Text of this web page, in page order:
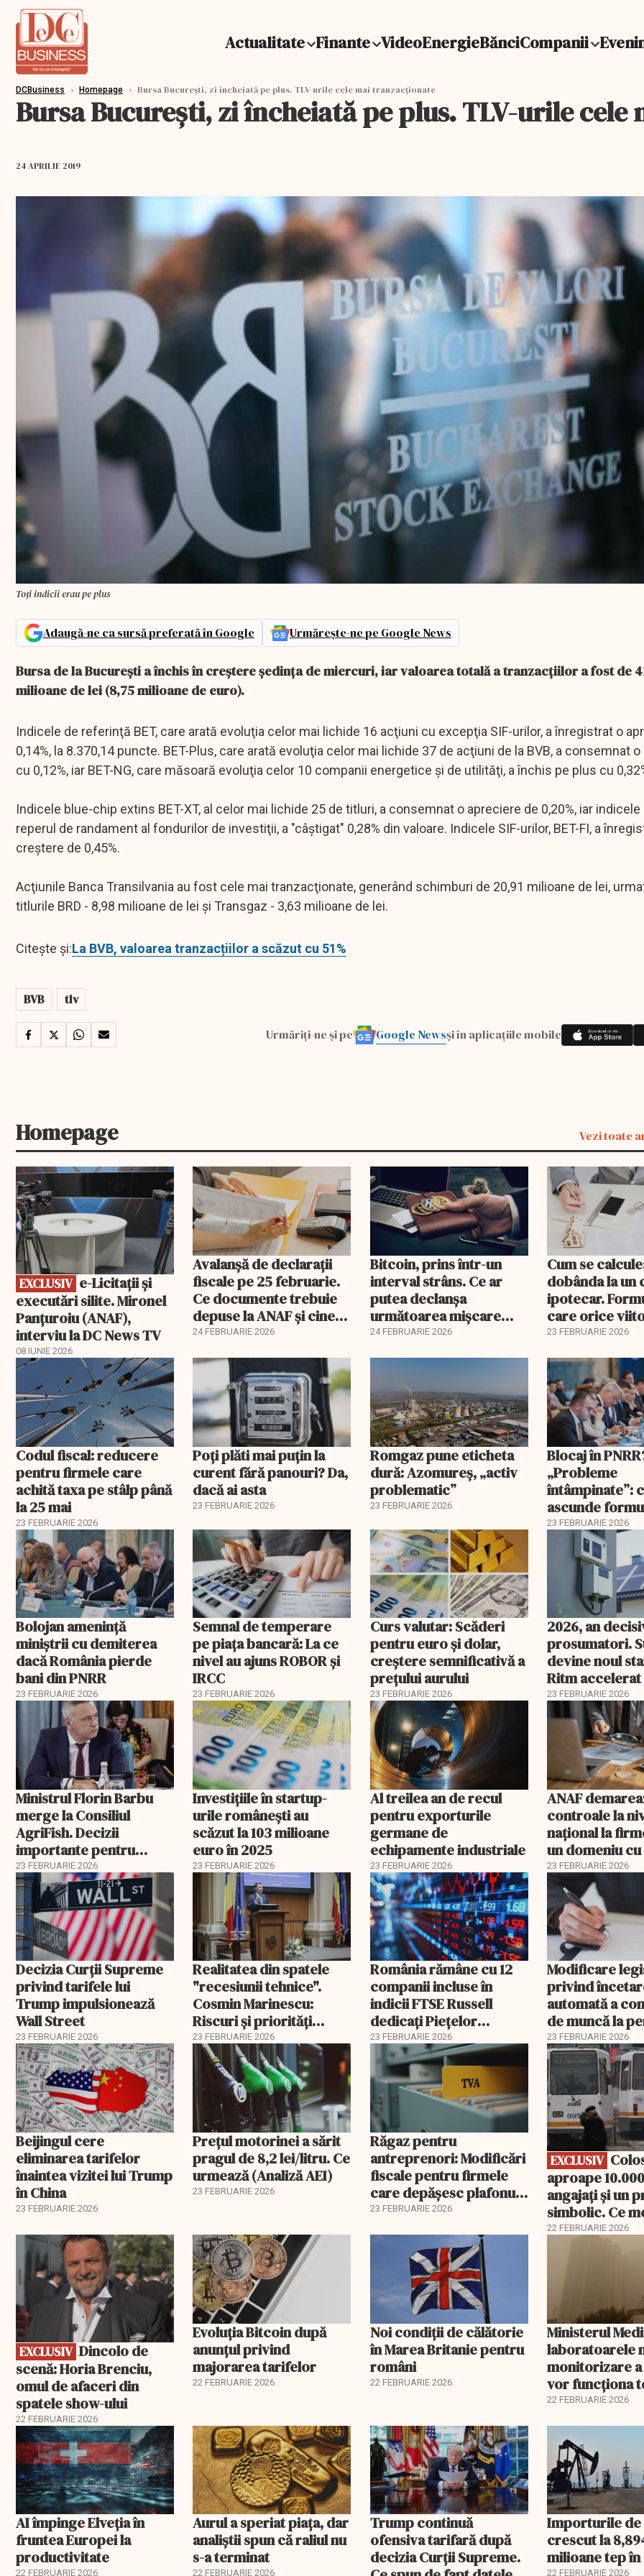
Actualitate Finante VideoEnergieBănciCompanii
DCBusiness › Homepage › Bursa București, zi încheiată pe plus. TLV-urile cele mai tranzacționate
Bursa București, zi încheiată pe plus. TLV-urile
24 APRILIE 2019
Toți indicii erau pe plus
Adaugă-ne ca sursă preferată în Google Urmărește-ne pe Google News
Bursa de la Bucureşti a închis în creştere şedinţa de miercuri, iar valoarea totală a tranzacţiilor a fost de
milioane de lei (8,75 milioane de euro).
Indicele de referinţă BET, care arată evoluţia celor mai lichide 16 acţiuni cu excepţia SIF-urilor, a înregistrat o
0,14%, la 8.370,14 puncte. BET-Plus, care arată evoluţia celor mai lichide 37 de acţiuni de la BVB, a consemnat
cu 0,12%, iar BET-NG, care măsoară evoluţia celor 10 companii energetice şi de utilităţi, a închis pe plus cu
Indicele blue-chip extins BET-XT, al celor mai lichide 25 de titluri, a consemnat o apreciere de 0,20%, iar indicele
reperul de randament al fondurilor de investiţii, a "câştigat" 0,28% din valoare. Indicele SIF-urilor, BET-FI, a
creştere de 0,45%.
Acţiunile Banca Transilvania au fost cele mai tranzacţionate, generând schimburi de 20,91 milioane de lei,
titlurile BRD - 8,98 milioane de lei şi Transgaz - 3,63 milioane de lei.
Citește și:La BVB, valoarea tranzacțiilor a scăzut cu 51%
BVB tlv
Urmăriți-ne și pe Google Newsși în aplicațiile mobile
Homepage Vezi toate
EXCLUSIV
EXCLUSIV
executări silite. Mironel
Panțuroiu (ANAF),
interviu la DC News TV
08 IUNIE 2026
Avalanșă de declarații
fiscale pe 25 februarie.
Ce documente trebuie
depuse la ANAF și cine
este vizat
24 FEBRUARIE 2026
Bitcoin, prins într-un
interval strâns. Ce ar
putea declanșa
următoarea mișcare
majoră?
24 FEBRUARIE 2026
Cum se
dobânda la un
ipotecar.
care orice
proprietar ar
23 FEBRUARIE 2026
Codul fiscal: reducere
pentru firmele care
achită taxa pe stâlp până
la 25 mai
23 FEBRUARIE 2026
Poți plăti mai puțin la
curent fără panouri? Da,
dacă ai asta
23 FEBRUARIE 2026
Romgaz pune eticheta
dură: Azomureș, „activ
problematic”
23 FEBRUARIE 2026
Blocaj în
„Probleme
întâmpinate”:
ascunde
Guvernului
23 FEBRUARIE 2026
Bolojan amenință
miniștrii cu demiterea
dacă România pierde
bani din PNRR
23 FEBRUARIE 2026
Semnal de temperare
pe piața bancară: La ce
nivel au ajuns ROBOR şi
IRCC
23 FEBRUARIE 2026
Curs valutar: Scăderi
pentru euro și dolar,
creștere semnificativă a
prețului aurului
23 FEBRUARIE 2026
2026, an
prosumatori.
devine noul
Ritm
investiții în
baterii
23 FEBRUARIE 2026
Ministrul Florin Barbu
merge la Consiliul
AgriFish. Decizii
importante pentru
fermierii români
23 FEBRUARIE 2026
Investiţiile în startup-
urile româneşti au
scăzut la 103 milioane
euro în 2025
23 FEBRUARIE 2026
Al treilea an de recul
pentru exporturile
germane de
echipamente industriale
23 FEBRUARIE 2026
ANAF
controale la
naţional la
un domeniu
fiscal ridicat
23 FEBRUARIE 2026
Decizia Curții Supreme
privind tarifele lui
Trump impulsionează
Wall Street
23 FEBRUARIE 2026
Realitatea din spatele
"recesiunii tehnice".
Cosmin Marinescu:
Riscuri și priorități
pentru România în 2026
23 FEBRUARIE 2026
România rămâne cu 12
companii incluse în
indicii FTSE Russell
dedicați Piețelor
Emergente
23 FEBRUARIE 2026
Modificare
privind
automată a
de muncă la
23 FEBRUARIE 2026
Beijingul cere
eliminarea tarifelor
înaintea vizitei lui Trump
în China
23 FEBRUARIE 2026
Prețul motorinei a sărit
pragul de 8,2 lei/litru. Ce
urmează (Analiză AEI)
23 FEBRUARIE 2026
Răgaz pentru
antreprenori: Modificări
fiscale pentru firmele
care depășesc plafonul
de TVA
23 FEBRUARIE 2026
EXCLUSIV
EXCLUSIV
aproape
angajați și un
simbolic. Ce
putea urma:
22 FEBRUARIE 2026
EXCLUSIV
EXCLUSIV
scenă: Horia Brenciu,
omul de afaceri din
spatele show-ului
22 FEBRUARIE 2026
Evoluția Bitcoin după
anunțul privind
majorarea tarifelor
22 FEBRUARIE 2026
Noi condiții de călătorie
în Marea Britanie pentru
români
22 FEBRUARIE 2026
Ministerul
laboratoarele
monitorizare
vor funcționa
22 FEBRUARIE 2026
AI împinge Elveția în
fruntea Europei la
productivitate
22 FEBRUARIE 2026
Aurul a speriat piața, dar
analiștii spun că raliul nu
s-a terminat
22 FEBRUARIE 2026
Trump continuă
ofensiva tarifară după
decizia Curții Supreme.
Importurile de
crescut la
milioane tep în
22 FEBRUARIE 2026